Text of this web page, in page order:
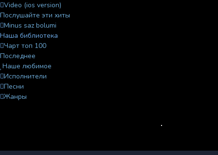
Video (ios version)
Послушайте эти хиты
Minus saz bolumi
Наша библиотека
Чарт топ 100
Последнее
Наше любимое
Исполнители
Песни
Жанры